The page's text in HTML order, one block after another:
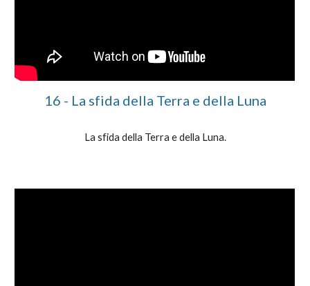
16 - La sfida della Terra e della Luna
La sfida della Terra e della Luna.